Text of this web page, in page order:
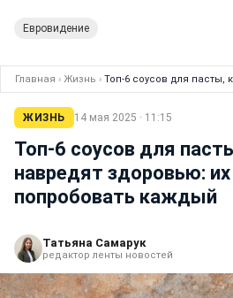
Евровидение
Главная › Жизнь › Топ-6 соусов для
ЖИЗНЬ 14 мая 2025 · 11:15
Топ-6 соусов для
навредят здоровью:
попробовать каждый
Татьяна Самарук
редактор ленты новостей